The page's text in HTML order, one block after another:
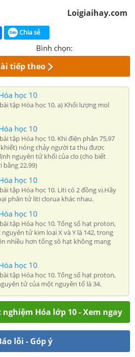
Loigiaihay.com
Chia sẻ
Bình chọn:
tiếp theo
học 10
tập Hóa học 10. a) Khối lượng mol
học 10
tập Hóa học 10. Khi điện phân 75,97
nóng chảy người ta thu được
nguyên tử khối của clo (cho biết
22,99)
học 10
tập Hóa học 10. Liti có 2 đồng vị.Hãy
phân tử liti clorua khác nhau.
học 10
tập Hóa học 10. Tổng số hạt proton,
tử kim loại X và Y là 142, trong
nhiều hơn tổng sô hạt không mang
học 10
tập Hóa học 10. Tổng số hạt proton,
tử của một nguyên tố là 34.
nghiệm Hóa lớp 10 - Xem ngay
lỗi - Góp ý